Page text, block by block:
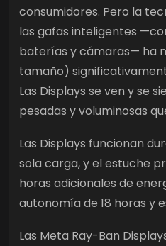
consumidores. Pero la
las gafas inteligentes
baterías y cámaras— ha
tamaño)
Las Displays se ven y se
pesadas y voluminosas
Las Displays funcionan
sola carga, y el estuche
horas adicionales de
autonomía de 18 horas y
Las Meta Ray-Ban